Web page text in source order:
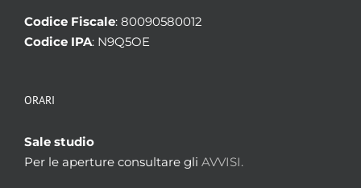
Codice Fiscale: 80090580012
Codice IPA: N9Q5OE
ORARI
Sale studio
Per le aperture consultare gli AVVISI.